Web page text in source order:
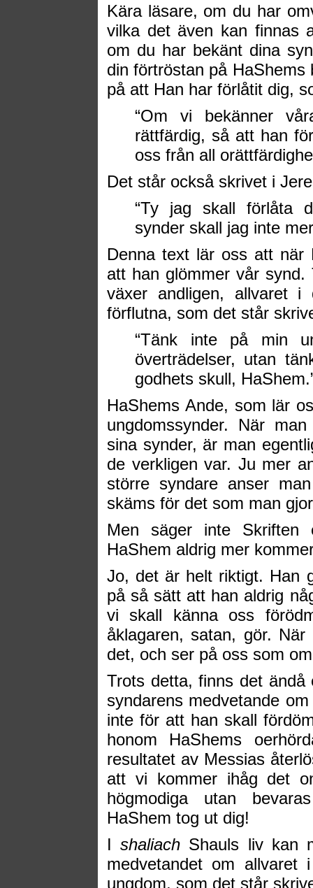
Kära läsare, om du har
vilka det även kan finnas
om du har bekänt dina
din förtröstan på
på att Han har förlåtit dig,
“Om vi bekänner
rättfärdig, så att han
oss från all
Det står också skrivet i
“Ty jag skall förlåta
synder skall jag inte
Denna text lär oss att när
att han glömmer vår
växer andligen, allvaret
förflutna, som det står
“Tänk inte på min
överträdelser, utan
godhets skull,
HaShems Ande, som lär
ungdomssynder. När
sina synder, är man
de verkligen var. Ju mer
större syndare anser
skäms för det som man
Men säger inte Skriften
HaShem aldrig mer
Jo, det är helt riktigt. Han
på så sätt att han aldrig
vi skall känna oss
åklagaren, satan, gör.
det, och ser på oss som
Trots detta, finns det ändå
syndarens medvetande
inte för att han skall
honom HaShems
resultatet av Messias
att vi kommer ihåg det
högmodiga utan
HaShem tog ut dig!
Ishaliach Shauls liv kan
medvetandet om
ungdom, som det står